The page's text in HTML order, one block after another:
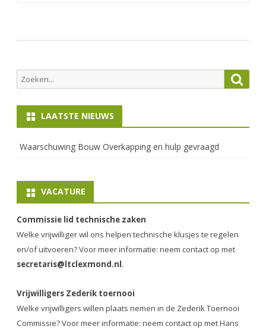
Zoeken
naar:
LAATSTE NIEUWS
Waarschuwing Bouw Overkapping en hulp gevraagd
VACATURE
Commissie lid technische zaken
Welke vrijwilliger wil ons helpen technische klusjes te regelen
en/of uitvoeren? Voor meer informatie: neem contact op met
secretaris@ltclexmond.nl .
Vrijwilligers Zederik toernooi
Welke vrijwilligers willen plaats nemen in de Zederik Toernooi
Commissie? Voor meer informatie: neem contact op met Hans